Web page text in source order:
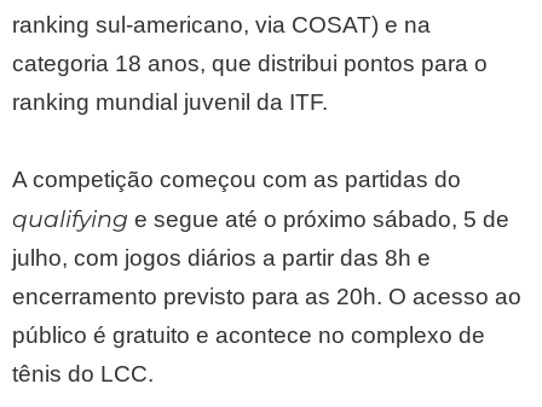
ranking sul-americano, via COSAT) e na
categoria 18 anos, que distribui pontos para o
ranking mundial juvenil da ITF.
A competição começou com as partidas do
qualifying e segue até o próximo sábado, 5 de
julho, com jogos diários a partir das 8h e
encerramento previsto para as 20h. O acesso ao
público é gratuito e acontece no complexo de
tênis do LCC.